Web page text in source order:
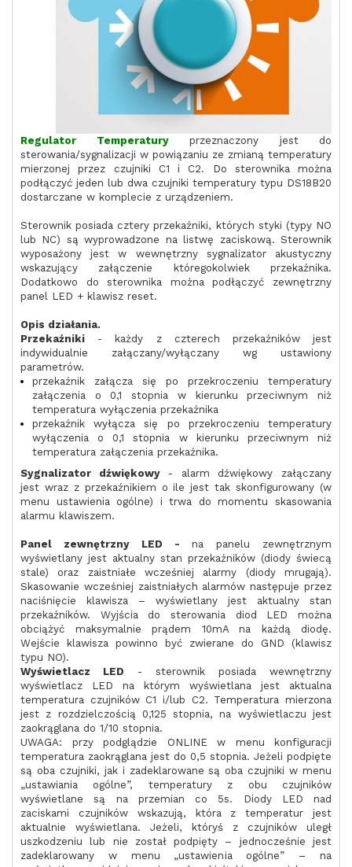
Regulator Temperaturyprzeznaczony jest do
sterowania/sygnalizacji w powiązaniu ze zmianą temperatury
mierzonej przez czujniki C1 i C2. Do sterownika można
podłączyć jeden lub dwa czujniki temperatury typu DS18B20
dostarczane w komplecie z urządzeniem.
Sterownik posiada cztery przekaźniki, których styki (typy NO
lub NC) są wyprowadzone na listwę zaciskową. Sterownik
wyposażony jest w wewnętrzny sygnalizator akustyczny
wskazujący załączenie któregokolwiek przekaźnika.
Dodatkowo do sterownika można podłączyć zewnętrzny
panel LED + klawisz reset.
Opis działania.
Przekaźniki - każdy z czterech przekaźników jest
indywidualnie załączany/wyłączany wg ustawiony
parametrów.
przekaźnik załącza się po przekroczeniu temperatury
załączenia o 0,1 stopnia w kierunku przeciwnym niż
temperatura wyłączenia przekaźnika
przekaźnik wyłącza się po przekroczeniu temperatury
wyłączenia o 0,1 stopnia w kierunku przeciwnym niż
temperatura załączenia przekaźnika.
Sygnalizator dźwiękowy- alarm dźwiękowy załączany
jest wraz z przekaźnikiem o ile jest tak skonfigurowany (w
menu ustawienia ogólne) i trwa do momentu skasowania
alarmu klawiszem.
Panel zewnętrzny LED - na panelu zewnętrznym
wyświetlany jest aktualny stan przekaźników (diody świecą
stale) oraz zaistniałe wcześniej alarmy (diody mrugają).
Skasowanie wcześniej zaistniałych alarmów następuje przez
naciśnięcie klawisza – wyświetlany jest aktualny stan
przekaźników. Wyjścia do sterowania diod LED można
obciążyć maksymalnie prądem 10mA na każdą diodę.
Wejście klawisza powinno być zwierane do GND (klawisz
typu NO).
Wyświetlacz LED - sterownik posiada wewnętrzny
wyświetlacz LED na którym wyświetlana jest aktualna
temperatura czujników C1 i/lub C2. Temperatura mierzona
jest z rozdzielczością 0,125 stopnia, na wyświetlaczu jest
zaokrąglana do 1/10 stopnia.
UWAGA: przy podglądzie ONLINE w menu konfiguracji
temperatura zaokrąglana jest do 0,5 stopnia. Jeżeli podpięte
są oba czujniki, jak i zadeklarowane są oba czujniki w menu
„ustawiania ogólne”, temperatury z obu czujników
wyświetlane są na przemian co 5s. Diody LED nad
zaciskami czujników wskazują, która z temperatur jest
aktualnie wyświetlana. Jeżeli, któryś z czujników uległ
uszkodzeniu lub nie został podpięty – jednocześnie jest
zadeklarowany w menu „ustawienia ogólne” – na